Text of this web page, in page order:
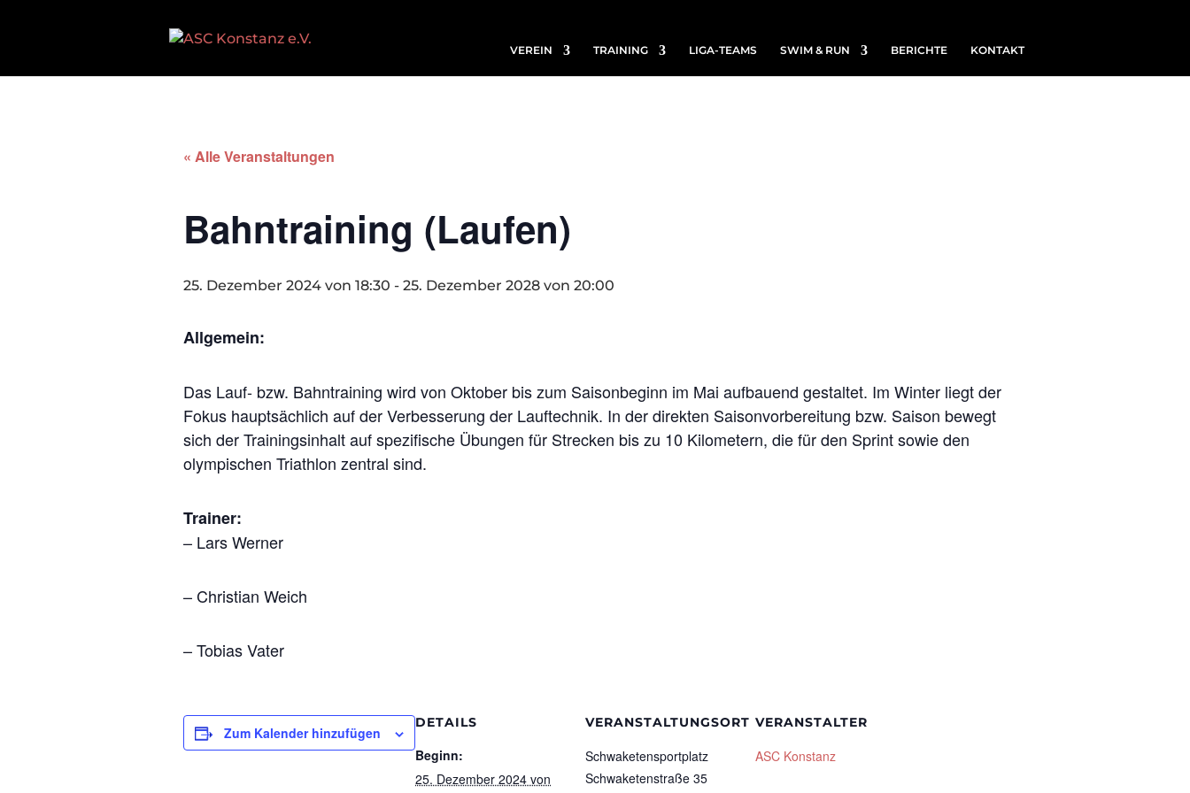
VEREIN TRAINING LIGA-TEAMS SWIM & RUN BERICHTE KONTAKT
« Alle Veranstaltungen
Bahntraining (Laufen)
25. Dezember 2024 von 18:30 - 25. Dezember 2028 von 20:00
Allgemein:
Das Lauf- bzw. Bahntraining wird von Oktober bis zum Saisonbeginn im Mai aufbauend gestaltet. Im Winter liegt der
Fokus hauptsächlich auf der Verbesserung der Lauftechnik. In der direkten Saisonvorbereitung bzw. Saison bewegt
sich der Trainingsinhalt auf spezifische Übungen für Strecken bis zu 10 Kilometern, die für den Sprint sowie den
olympischen Triathlon zentral sind.
Trainer:
– Lars Werner
– Christian Weich
– Tobias Vater
Zum Kalender hinzufügen
DETAILS
Beginn:
25. Dezember 2024 von
VERANSTALTUNGSORT
Schwaketensportplatz
Schwaketenstraße 35
VERANSTALTER
ASC Konstanz